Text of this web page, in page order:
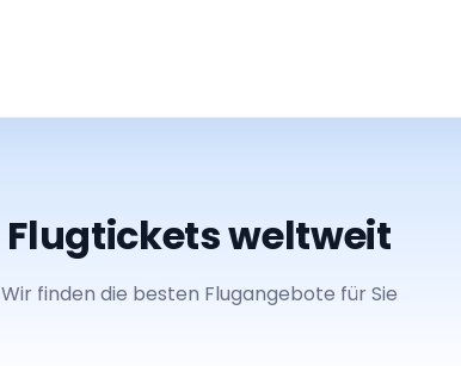
Flugtickets weltweit
Wir finden die besten Flugangebote für Sie